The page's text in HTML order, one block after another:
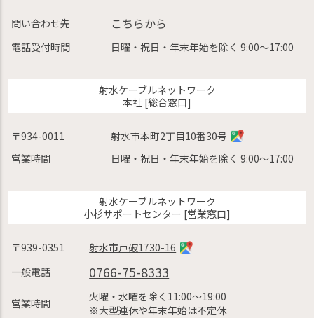
問い合わせ先 こちらから
電話受付時間 日曜・祝日・年末年始を除く 9:00〜17:00
射水ケーブルネットワーク
本社 [総合窓口]
〒934-0011
射水市本町2丁目10番30号
営業時間
日曜・祝日・年末年始を除く 9:00〜17:00
射水ケーブルネットワーク
小杉サポートセンター [営業窓口]
〒939-0351
射水市戸破1730-16
一般電話
0766-75-8333
営業時間
火曜・水曜を除く11:00〜19:00
※大型連休や年末年始は不定休